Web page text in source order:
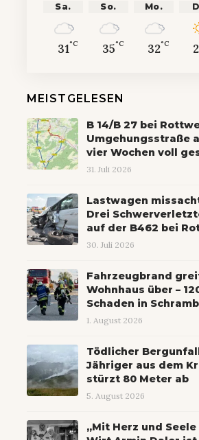
Sa.
31°C
So.
35°C
Mo.
32°C
MEISTGELESEN
B 14/B 27 bei
Umgehungsstraße
vier Wochen voll
31. Juli 2026
Lastwagen
Drei
auf der B462 bei
30. Juli 2026
Fahrzeugbrand
Wohnhaus über –
Schaden in
1. August 2026
Tödlicher
Jähriger aus dem
stürzt 80 Meter ab
5. August 2026
„Mit Herz und